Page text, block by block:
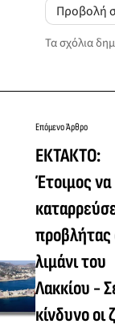
Προβολή
Τα σχόλια
Επόμενο Άρθρο
ΕΚΤΑΚΤΟ:
Έτοιμος να
προβλήτας
λιμάνι του
Λακκίου -
κίνδυνο οι